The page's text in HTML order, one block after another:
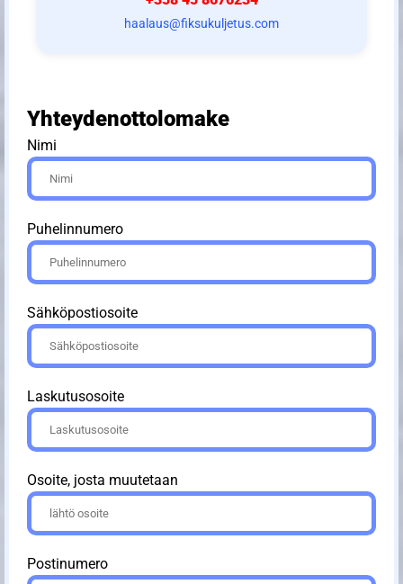
haalaus@fiksukuljetus.com
Yhteydenottolomake
Nimi
Puhelinnumero
Sähköpostiosoite
Laskutusosoite
Osoite, josta muutetaan
Postinumero